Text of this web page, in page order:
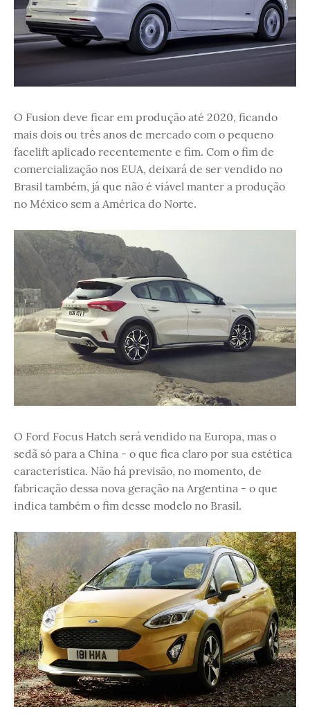
O Fusion deve ficar em produção até 2020, ficando
mais dois ou três anos de mercado com o pequeno
facelift aplicado recentemente e fim. Com o fim de
comercialização nos EUA, deixará de ser vendido no
Brasil também, já que não é viável manter a produção
no México sem a América do Norte.
O Ford Focus Hatch será vendido na Europa, mas o
sedã só para a China - o que fica claro por sua estética
característica. Não há previsão, no momento, de
fabricação dessa nova geração na Argentina - o que
indica também o fim desse modelo no Brasil.